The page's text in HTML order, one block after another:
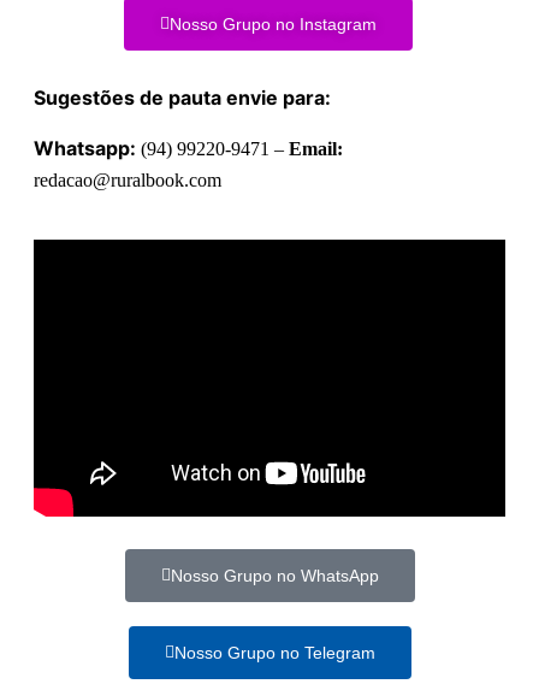
Nosso Grupo no Instagram
Sugestões de pauta envie para:
Whatsapp: (94) 99220-9471 – Email:
redacao@ruralbook.com
Nosso Grupo no WhatsApp
Nosso Grupo no Telegram